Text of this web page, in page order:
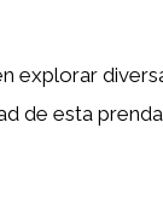
explorar
de esta